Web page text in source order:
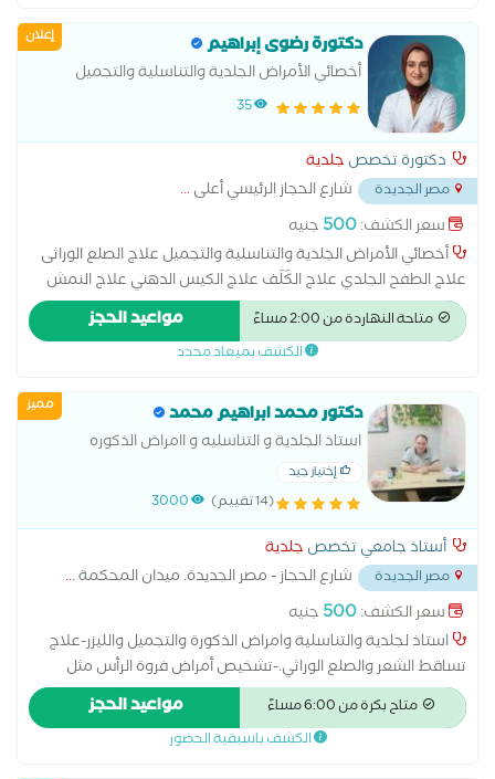
إعلان دكتورة رضوى إبراهيم
أخصائي الأمراض الجلدية والتناسلية والتجميل
35
دكتورة تخصص جلدية
مصر الجديدة شارع الحجاز الرئيسي أعلى...
سعر الكشف:500 جنيه
أخصائي الأمراض الجلدية والتناسلية والتجميل علاج الصلع الوراثى
علاج الطفح الجلدي علاج الكَلَف علاج الكيس الدهني علاج النمش
علاج سقوط الشعر للسيدات علاج عين السمكة علاج فطريات
الاظافر عمل الغمازات امراض تناسلية الكي الكهربائي علاج آثار الحروق
متاحة النهاردة من 2:00 مساءً مواعيد الحجز
الكشف بميعاد محدد
مميز دكتور محمد ابراهيم محمد
استاذ الجلدية و التناسليه و اامراض الذكوره
إختيار جيد
(14 تقييم) 3000
أستاذ جامعي تخصص جلدية
مصر الجديدة شارع الحجاز - مصر الجديدة. ميدان المحكمة...
سعر الكشف:500 جنيه
استاذ لجلدية والتناسلية وامراض الذكورة والتجميل والليزر-علاج
تساقط الشعر والصلع الوراثي.-تشخيص أمراض فروة الرأس مثل
القشرة والالتهابات.-تقديم خطط علاج دوائية أو تجميلية-العنايه
بالبشره والشعر -حقن الميزوثيرابي والبلازما-والخلايا الجذعية للشعر
والبشره-حقن الهالات السوداء بالبلازما والميزوثيرابي حقن الشفايف
متاح بكرة من 6:00 مساءً مواعيد الحجز
الكشف باسبقية الحضور